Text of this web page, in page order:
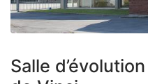
Salle